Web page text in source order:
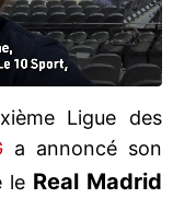
Ligue des
a annoncé son
le Real Madrid